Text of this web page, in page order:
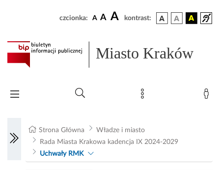
czcionka: A A A kontrast:
Miasto Kraków
Strona Główna
Władze i miasto
Rada Miasta Krakowa kadencja IX 2024-2029
Uchwały RMK